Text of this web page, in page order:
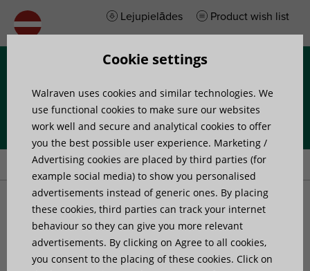
Lejupielādes Product wish list
Home»Products »Walraven RapidStrut® Rail Beam Clamp
Walraven RapidStrut® Rail
Beam Clamp
Cookie settings
Walraven uses cookies and similar technologies. We
use functional cookies to make sure our websites
work well and secure and analytical cookies to offer
you the best possible user experience. Marketing /
Advertising cookies are placed by third parties (for
example social media) to show you personalised
advertisements instead of generic ones. By placing
these cookies, third parties can track your internet
behaviour so they can give you more relevant
advertisements. By clicking on Agree to all cookies,
you consent to the placing of these cookies. Click on